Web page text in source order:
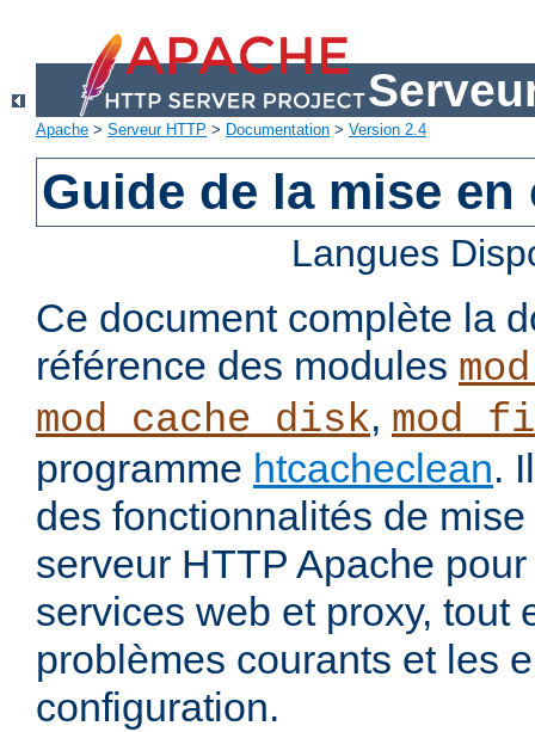
Apache > Serveur HTTP > Documentation > Version 2.4
Guide de la mise en
Langues
Ce document complète la
référence des modules
mod_cache_disk,
programme htcacheclean.
des fonctionnalités de
serveur HTTP Apache
services web et proxy, tout
problèmes courants et les
configuration.